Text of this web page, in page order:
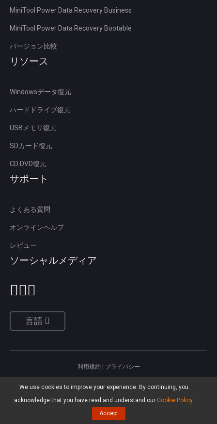
We use cookies to improve your experience. By continuing, you
acknowledge that you have read and understand our Cookie Policy.
Accept
MiniTool Power Data Recovery Business
MiniTool Power Data Recovery Bootable
バージョン比較
リソース
Windowsデータ復元
ハードドライブ復元
USBメモリ復元
SDカード復元
CD DVD復元
サポート
よくある質問
オンラインヘルプ
レビュー
ソーシャルメディア
言語
利用規約
プライバシー
Columbia, V6B 2Z4
Asia, Hong Kong, Suite 820,8/F., Ocean Centre, Harbour City, 5 Canton Road,
Tsim Sha Tsui, Kowloon
MiniTool® Software Limited 全著作権所有